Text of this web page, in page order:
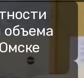
объема